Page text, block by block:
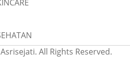
All Rights Reserved.